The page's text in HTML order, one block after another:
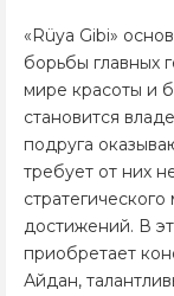
«Rüya Gibi»
борьбы главных
мире красоты и
становится
подруга
требует от них
достижений. В
приобретает
Айдан,